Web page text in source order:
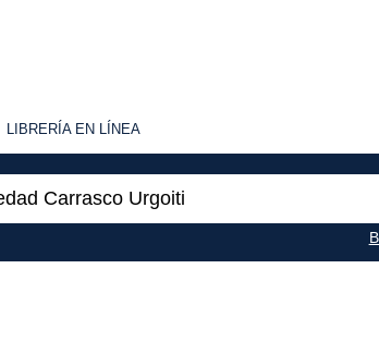
LIBRERÍA
LÍNEA
LIBRERÍA EN LÍNEA